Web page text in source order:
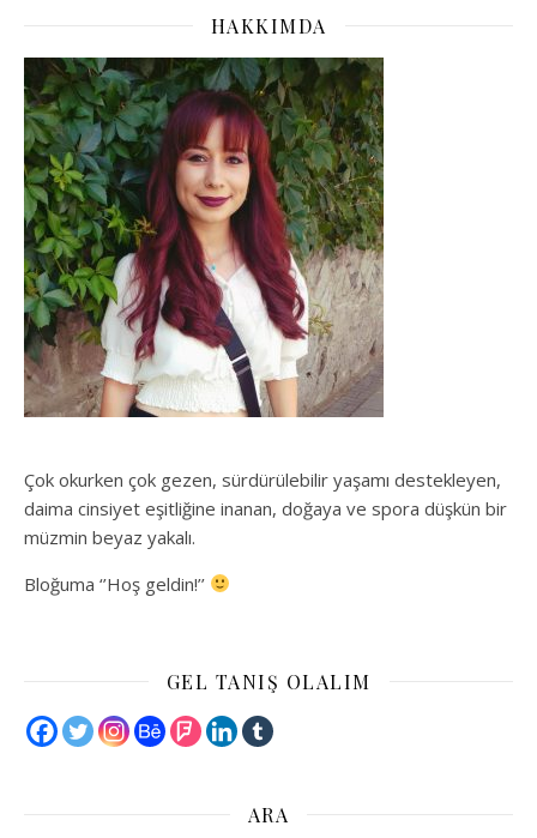
HAKKIMDA
Çok okurken çok gezen, sürdürülebilir yaşamı destekleyen,
daima cinsiyet eşitliğine inanan, doğaya ve spora düşkün bir
müzmin beyaz yakalı.
Bloğuma ‘’Hoş geldin!’’
GEL TANIŞ OLALIM
ARA